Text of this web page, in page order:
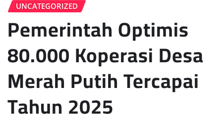
UNCATEGORIZED
Pemerintah Optimis
80.000 Koperasi Desa
Merah Putih Tercapai
Tahun 2025